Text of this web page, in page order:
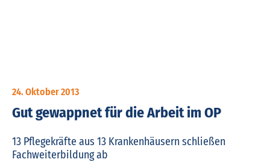
24. Oktober 2013
Gut gewappnet für die Arbeit im OP
13 Pflegekräfte aus 13 Krankenhäusern schließen
Fachweiterbildung ab